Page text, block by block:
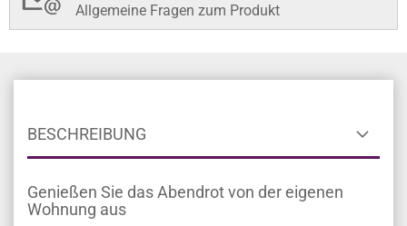
Allgemeine Fragen zum Produkt
BESCHREIBUNG
Genießen Sie das Abendrot von der eigenen
Wohnung aus